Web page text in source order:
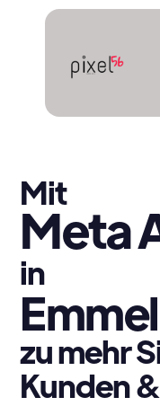
Mit
Meta
in
zu mehr
Kunden